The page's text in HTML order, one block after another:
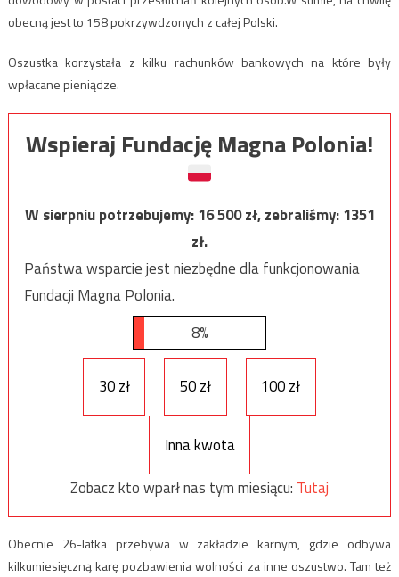
obecną jest to 158 pokrzywdzonych z całej Polski.
Oszustka korzystała z kilku rachunków bankowych na które były
wpłacane pieniądze.
Wspieraj Fundację Magna Polonia!
W sierpniu potrzebujemy:16 500zł, zebraliśmy:1351
zł.
Państwa wsparcie jest niezbędne dla funkcjonowania
Fundacji Magna Polonia.
8%
30 zł 50 zł 100 zł
Inna kwota
Zobacz kto wparł nas tym miesiącu: Tutaj
Obecnie 26-latka przebywa w zakładzie karnym, gdzie odbywa
kilkumiesięczną karę pozbawienia wolności za inne oszustwo. Tam też